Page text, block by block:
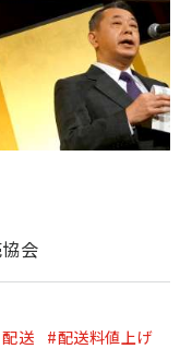
会
配送 #配送料値上げ